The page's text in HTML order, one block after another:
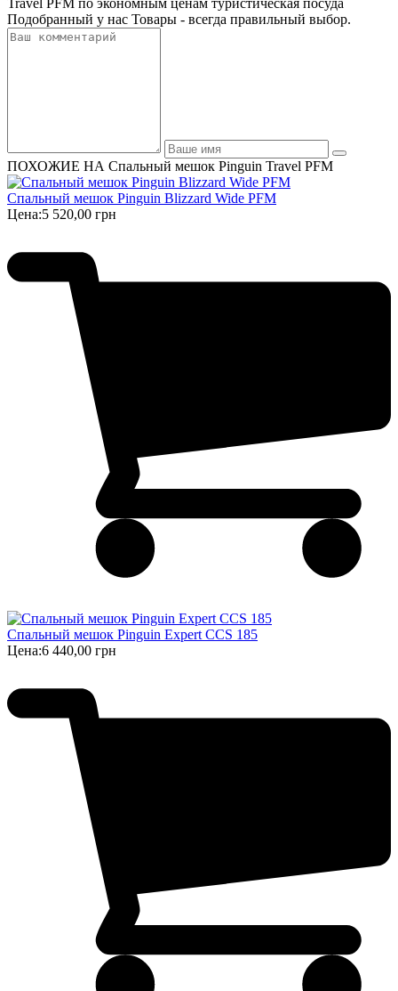
Travel PFM по экономным ценам туристическая посуда
Подобранный у нас Товары - всегда правильный выбор.
ПОХОЖИЕ НА Спальный мешок Pinguin Travel PFM
Спальный мешок Pinguin Blizzard Wide PFM
Цена:5 520,00 грн
Спальный мешок Pinguin Expert CCS 185
Цена:6 440,00 грн